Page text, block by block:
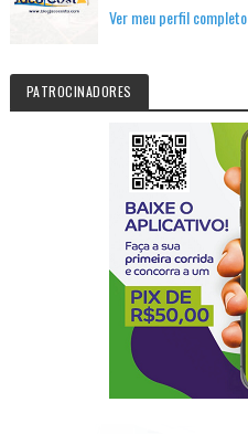
Ver meu perfil completo
PATROCINADORES